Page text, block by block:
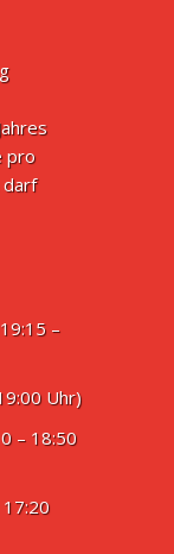
pro
darf
–
Uhr)
– 18:50